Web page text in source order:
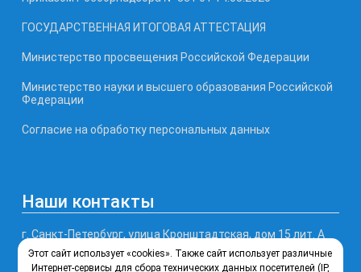
ГОСУДАРСТВЕННАЯ ИТОГОВАЯ АТТЕСТАЦИЯ
Министерство просвещения Российской Федерации
Министерство науки и высшего образования Российской
Федерации
Согласие на обработку персональных данных
Наши контакты
г. Санкт-Петербург, улица Кронштадтская, дом 15 лит. А
Телефон, факс: (812) 246-77-99
Этот сайт использует «cookies». Также сайт использует различные
Интернет-сервисы для сбора технических данных посетителей (IP,